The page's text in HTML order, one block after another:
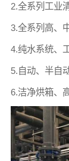
2.全系列工业
3.全系列高、
4.纯水系统、
5.自动、半自
6.洁净烘箱、